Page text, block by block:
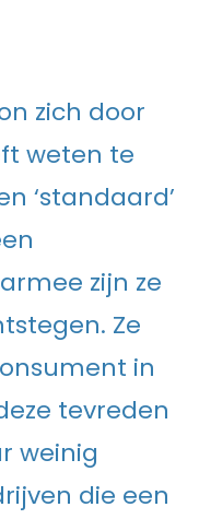
zich door
weten te
‘standaard’
zijn ze
Ze
in
tevreden
weinig
die een